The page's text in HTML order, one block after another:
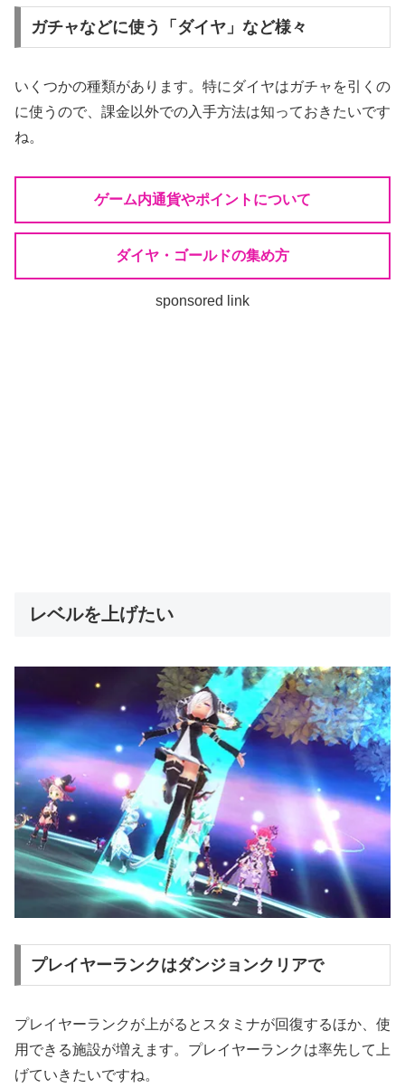
ガチャなどに使う「ダイヤ」など様々
いくつかの種類があります。特にダイヤはガチャを引くの
に使うので、課金以外での入手方法は知っておきたいです
ね。
ゲーム内通貨やポイントについて
ダイヤ・ゴールドの集め方
sponsored link
レベルを上げたい
プレイヤーランクはダンジョンクリアで
プレイヤーランクが上がるとスタミナが回復するほか、使
用できる施設が増えます。プレイヤーランクは率先して上
げていきたいですね。